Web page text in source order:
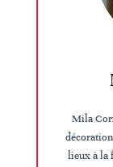
Mila
lieux à la